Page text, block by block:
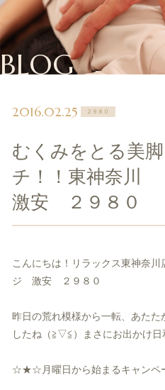
BLOG
2016.02.25 ２９８０
むくみをとる美
チ！！東神奈
激安 ２９８０
こんにちは！リラックス東神奈
ジ 激安 ２９８０
昨日の荒れ模様から一転、 あたた
したね（≧▽≦）
まさにお出かけ
☆★☆月曜日から始まるキャン